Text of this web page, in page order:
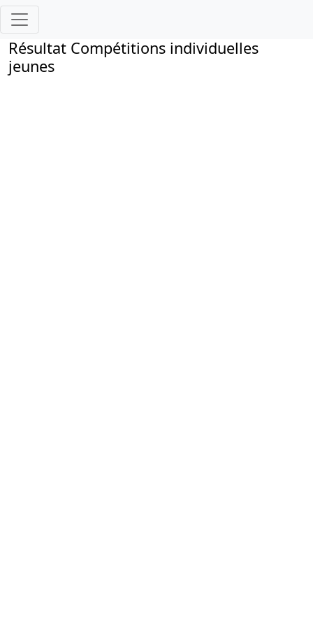
Résultat Compétitions individuelles
jeunes